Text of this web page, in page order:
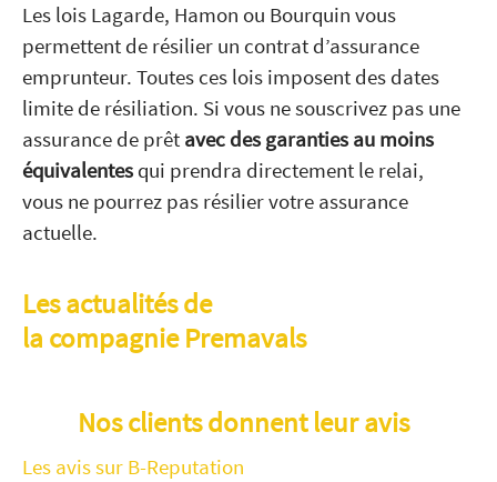
Les lois Lagarde, Hamon ou Bourquin vous
permettent de résilier un contrat d’assurance
emprunteur. Toutes ces lois imposent des dates
limite de résiliation. Si vous ne souscrivez pas une
assurance de prêt avec des garanties au moins
équivalentes qui prendra directement le relai,
vous ne pourrez pas résilier votre assurance
actuelle.
Les actualités de
la compagnie Premavals
Nos clients donnent leur avis
Les avis sur B-Reputation